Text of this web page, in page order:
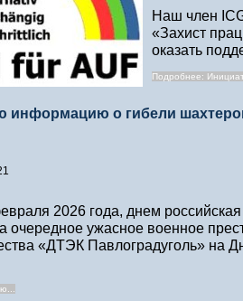
Наш член
«Захист
оказать
Подробнее:
информацию о гибели
2026 года, днем
ужасное военное
«ДТЭК Павлоградуголь» на